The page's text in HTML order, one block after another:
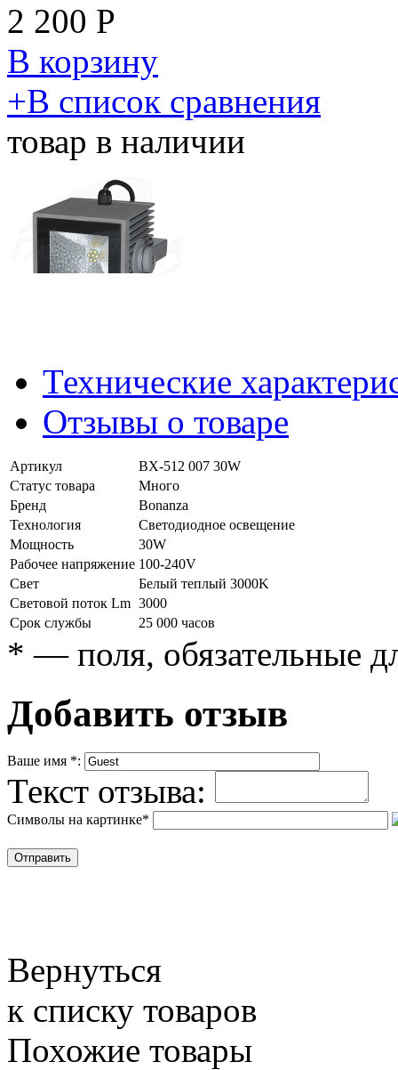
2 200 Р
В корзину
​+В список сравнения
товар в наличии
Технические
Отзывы о товаре
Артикул
BX-512 007 30W
Статус товара
Много
Бренд
Bonanza
Технология
Светодиодное освещение
Мощность
30W
Рабочее напряжение 100-240V
Свет
Белый теплый 3000K
Световой поток Lm 3000
Срок службы
25 000 часов
* — поля, обязательные
Добавить отзыв
Ваше имя *:
Текст отзыва:
Символы на картинке*
Вернуться
к списку товаров
Похожие товары